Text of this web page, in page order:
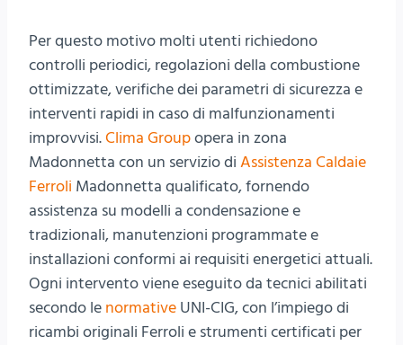
Per questo motivo molti utenti richiedono
controlli periodici, regolazioni della combustione
ottimizzate, verifiche dei parametri di sicurezza e
interventi rapidi in caso di malfunzionamenti
improvvisi.Clima Groupopera in zona
Madonnetta con un servizio di Assistenza Caldaie
Ferroli Madonnetta qualificato, fornendo
assistenza su modelli a condensazione e
tradizionali, manutenzioni programmate e
installazioni conformi ai requisiti energetici attuali.
Ogni intervento viene eseguito da tecnici abilitati
secondo le normative UNI-CIG, con l’impiego di
ricambi originali Ferroli e strumenti certificati per